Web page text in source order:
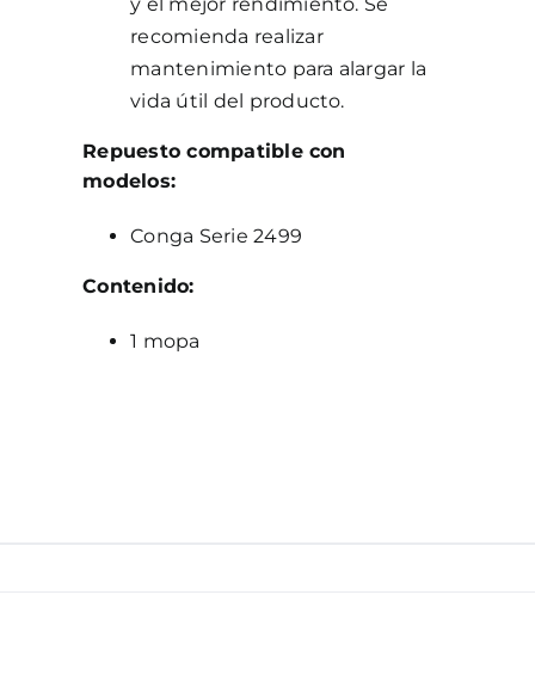
recomienda realizar
mantenimiento para alargar la
vida útil del producto.
Repuesto compatible con
modelos:
Conga Serie 2499
Contenido:
1 mopa